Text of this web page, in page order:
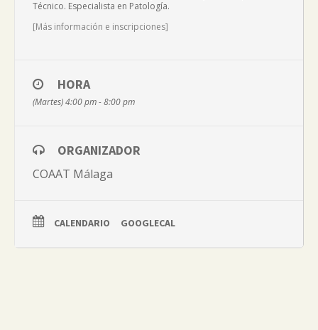
Técnico. Especialista en Patología.
[Más información e inscripciones]
HORA
(Martes) 4:00 pm - 8:00 pm
ORGANIZADOR
COAAT Málaga
CALENDARIO GOOGLECAL